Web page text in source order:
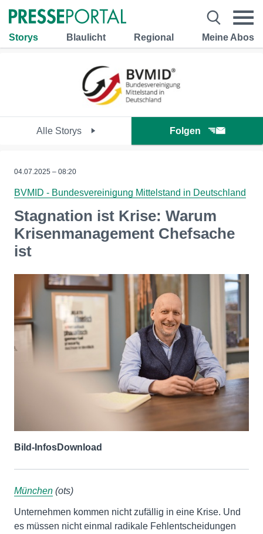
Storys Blaulicht Regional Meine Abos
Alle Storys Folgen
04.07.2025 – 08:20
BVMID - Bundesvereinigung Mittelstand in Deutschland
Stagnation ist Krise: Warum
Krisenmanagement Chefsache
ist
Bild-InfosDownload
München (ots)
Unternehmen kommen nicht zufällig in eine Krise. Und
es müssen nicht einmal radikale Fehlentscheidungen